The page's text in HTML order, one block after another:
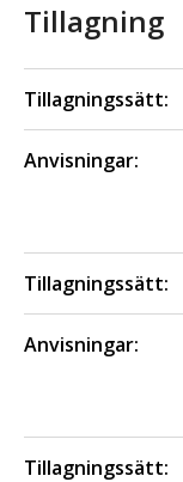
Tillagning
Tillagningssätt:
Anvisningar:
Tillagningssätt:
Anvisningar:
Tillagningssätt: